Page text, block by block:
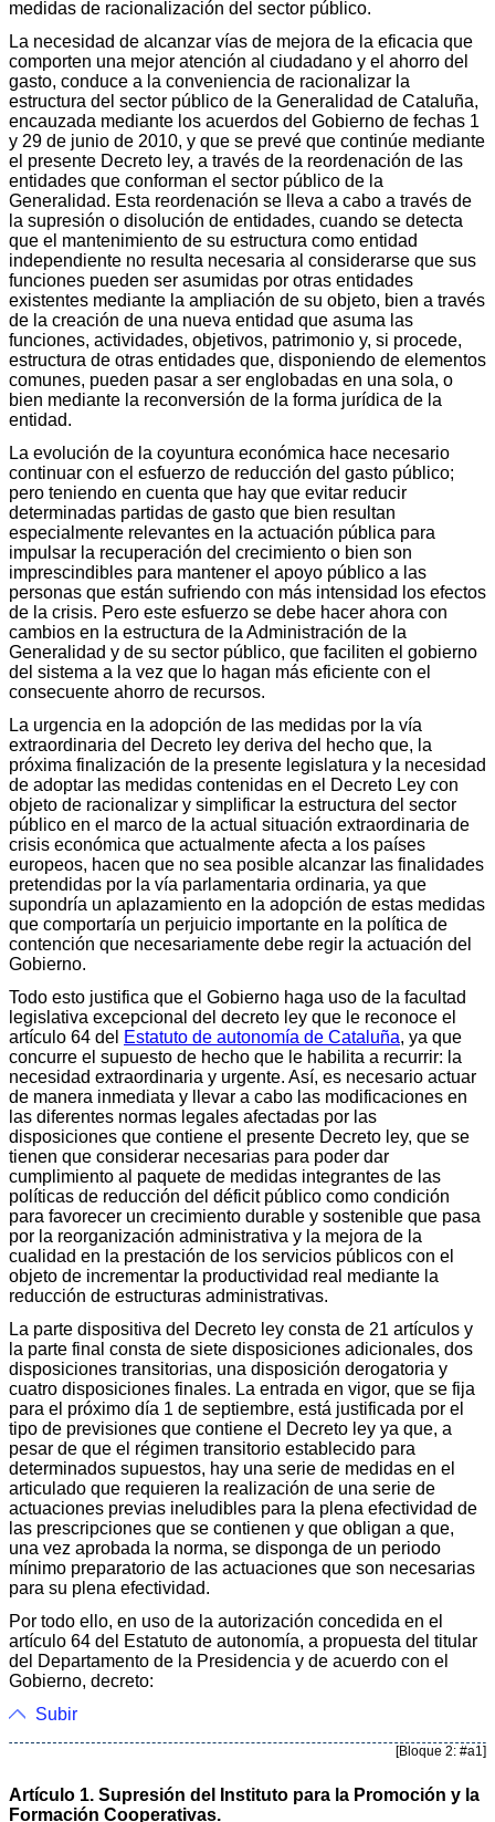
medidas de racionalización del sector público.
La necesidad de alcanzar vías de mejora de la eficacia que
comporten una mejor atención al ciudadano y el ahorro del
gasto, conduce a la conveniencia de racionalizar la
estructura del sector público de la Generalidad de Cataluña,
encauzada mediante los acuerdos del Gobierno de fechas 1
y 29 de junio de 2010, y que se prevé que continúe mediante
el presente Decreto ley, a través de la reordenación de las
entidades que conforman el sector público de la
Generalidad. Esta reordenación se lleva a cabo a través de
la supresión o disolución de entidades, cuando se detecta
que el mantenimiento de su estructura como entidad
independiente no resulta necesaria al considerarse que sus
funciones pueden ser asumidas por otras entidades
existentes mediante la ampliación de su objeto, bien a través
de la creación de una nueva entidad que asuma las
funciones, actividades, objetivos, patrimonio y, si procede,
estructura de otras entidades que, disponiendo de elementos
comunes, pueden pasar a ser englobadas en una sola, o
bien mediante la reconversión de la forma jurídica de la
entidad.
La evolución de la coyuntura económica hace necesario
continuar con el esfuerzo de reducción del gasto público;
pero teniendo en cuenta que hay que evitar reducir
determinadas partidas de gasto que bien resultan
especialmente relevantes en la actuación pública para
impulsar la recuperación del crecimiento o bien son
imprescindibles para mantener el apoyo público a las
personas que están sufriendo con más intensidad los efectos
de la crisis. Pero este esfuerzo se debe hacer ahora con
cambios en la estructura de la Administración de la
Generalidad y de su sector público, que faciliten el gobierno
del sistema a la vez que lo hagan más eficiente con el
consecuente ahorro de recursos.
La urgencia en la adopción de las medidas por la vía
extraordinaria del Decreto ley deriva del hecho que, la
próxima finalización de la presente legislatura y la necesidad
de adoptar las medidas contenidas en el Decreto Ley con
objeto de racionalizar y simplificar la estructura del sector
público en el marco de la actual situación extraordinaria de
crisis económica que actualmente afecta a los países
europeos, hacen que no sea posible alcanzar las finalidades
pretendidas por la vía parlamentaria ordinaria, ya que
supondría un aplazamiento en la adopción de estas medidas
que comportaría un perjuicio importante en la política de
contención que necesariamente debe regir la actuación del
Gobierno.
Todo esto justifica que el Gobierno haga uso de la facultad
legislativa excepcional del decreto ley que le reconoce el
artículo 64 del Estatuto de autonomía de Cataluña, ya que
concurre el supuesto de hecho que le habilita a recurrir: la
necesidad extraordinaria y urgente. Así, es necesario actuar
de manera inmediata y llevar a cabo las modificaciones en
las diferentes normas legales afectadas por las
disposiciones que contiene el presente Decreto ley, que se
tienen que considerar necesarias para poder dar
cumplimiento al paquete de medidas integrantes de las
políticas de reducción del déficit público como condición
para favorecer un crecimiento durable y sostenible que pasa
por la reorganización administrativa y la mejora de la
cualidad en la prestación de los servicios públicos con el
objeto de incrementar la productividad real mediante la
reducción de estructuras administrativas.
La parte dispositiva del Decreto ley consta de 21 artículos y
la parte final consta de siete disposiciones adicionales, dos
disposiciones transitorias, una disposición derogatoria y
cuatro disposiciones finales. La entrada en vigor, que se fija
para el próximo día 1 de septiembre, está justificada por el
tipo de previsiones que contiene el Decreto ley ya que, a
pesar de que el régimen transitorio establecido para
determinados supuestos, hay una serie de medidas en el
articulado que requieren la realización de una serie de
actuaciones previas ineludibles para la plena efectividad de
las prescripciones que se contienen y que obligan a que,
una vez aprobada la norma, se disponga de un periodo
mínimo preparatorio de las actuaciones que son necesarias
para su plena efectividad.
Por todo ello, en uso de la autorización concedida en el
artículo 64 del Estatuto de autonomía, a propuesta del titular
del Departamento de la Presidencia y de acuerdo con el
Gobierno, decreto:
Subir
[Bloque 2: #a1]
Artículo 1. Supresión del Instituto para la Promoción y la
Formación Cooperativas.